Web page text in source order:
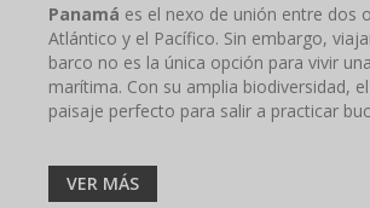
Panamá es el nexo de unión entre dos
Atlántico y el Pacífico. Sin embargo,
barco no es la única opción para vivir
marítima. Con su amplia biodiversidad,
paisaje perfecto para salir a practicar
VER MÁS